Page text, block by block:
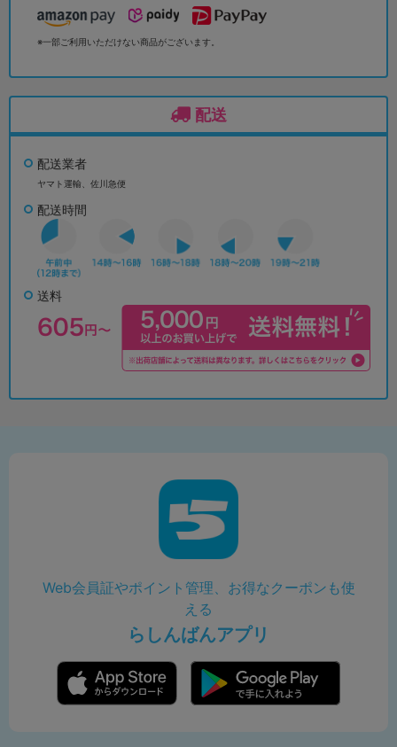
※一部ご利用いただけない商品がございます。
配送
配送業者
ヤマト運輸、佐川急便
配送時間
送料
Web会員証やポイント管理、お得なクーポンも使
える
らしんばんアプリ